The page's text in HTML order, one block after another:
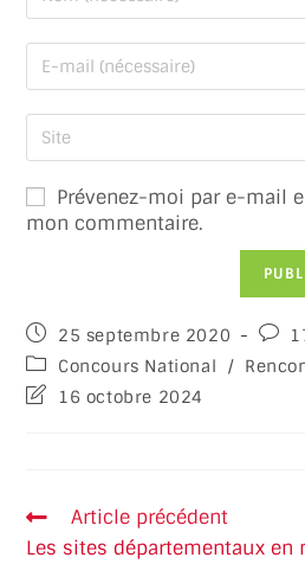
Prévenez-moi par e-mail
mon commentaire.
25 septembre 2020
Concours National
/
16 octobre 2024
Article précédent
Les sites départementaux en